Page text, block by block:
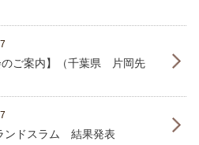
のご案内】（千葉県 片岡先
ンドスラム 結果発表